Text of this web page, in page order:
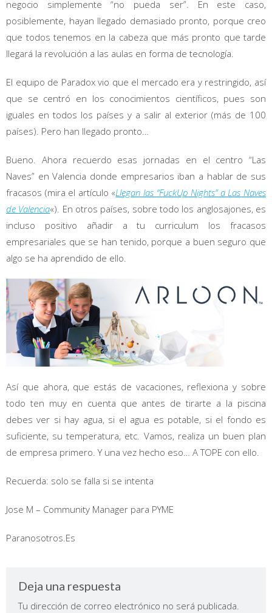
negocio simplemente “no pueda ser”. En este caso,
posiblemente, hayan llegado demasiado pronto, porque creo
que todos tenemos en la cabeza que más pronto que tarde
llegará la revolución a las aulas en forma de tecnología.
El equipo de Paradox vio que el mercado era y restringido, así
que se centró en los conocimientos científicos, pues son
iguales en todos los países y a salir al exterior (más de 100
países). Pero han llegado pronto…
Bueno. Ahora recuerdo esas jornadas en el centro “Las
Naves” en Valencia donde empresarios iban a hablar de sus
fracasos (mira el artículo «Llegan las “FuckUp Nights” a Las Naves
de Valencia«). En otros países, sobre todo los anglosajones, es
incluso positivo añadir a tu curriculum los fracasos
empresariales que se han tenido, porque a buen seguro que
algo se ha aprendido de ello.
Así que ahora, que estás de vacaciones, reflexiona y sobre
todo ten muy en cuenta que antes de tirarte a la piscina
debes ver si hay agua, si el agua es potable, si el fondo es
suficiente, su temperatura, etc. Vamos, realiza un buen plan
de empresa primero. Y una vez hecho eso… A TOPE con ello.
Recuerda: solo se falla si se intenta
Jose M – Community Manager para PYME
Paranosotros.Es
Deja una respuesta
Tu dirección de correo electrónico no será publicada.